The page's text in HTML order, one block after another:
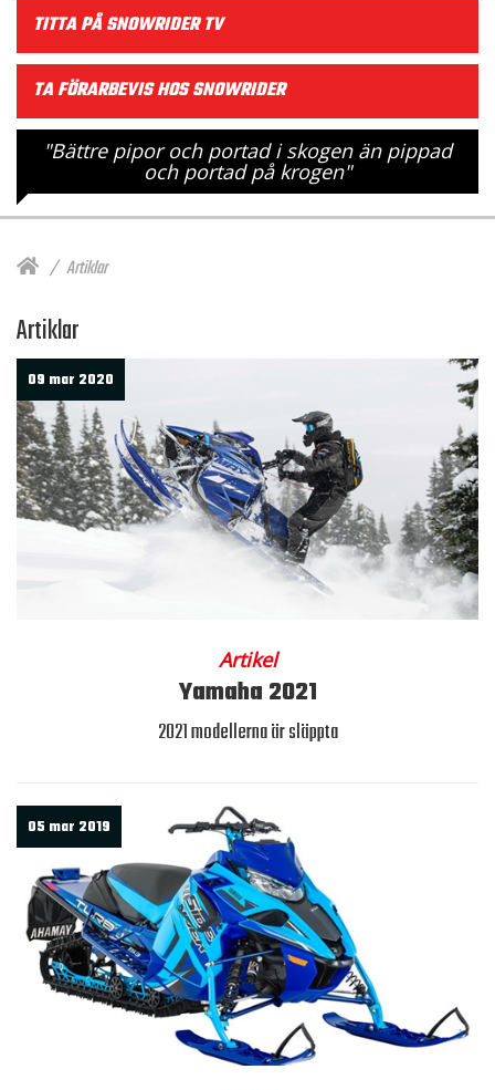
TITTA PÅ SNOWRIDER TV
TA FÖRARBEVIS HOS SNOWRIDER
"Bättre pipor och portad i skogen än pippad
och portad på krogen"
Artiklar
Artiklar
09 mar 2020
Artikel
Yamaha 2021
2021 modellerna är släppta
05 mar 2019